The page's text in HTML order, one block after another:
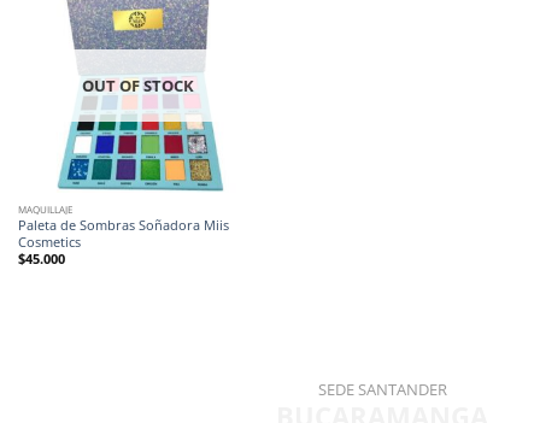
OUT OF STOCK
MAQUILLAJE
Paleta de Sombras Soñadora Miis
Cosmetics
$45.000
SEDE SANTANDER